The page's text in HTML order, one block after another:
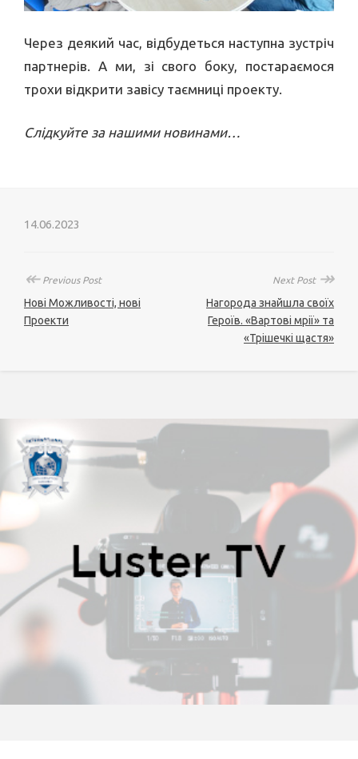
Через деякий час, відбудеться наступна зустріч
партнерів. А ми, зі свого боку, постараємося
трохи відкрити завісу таємниці проекту.
Слідкуйте за нашими новинами…
14.06.2023
↞Previous Post
Нові Можливості, нові
Проекти
Next Post ↠
Нагорода знайшла своїх
Героїв. «Вартові мрії» та
«Трішечкі щастя»